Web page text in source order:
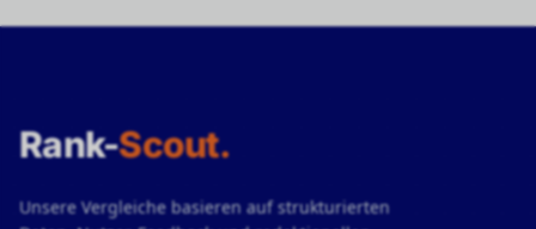
Rank-Scout.
Unsere Vergleiche basieren auf strukturierten